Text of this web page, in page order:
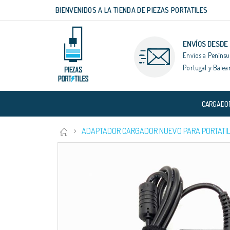
contenido
BIENVENIDOS A LA TIENDA DE PIEZAS PORTATILES
ENVÍOS
Envíos a
Portugal y
ADAPTADOR CARGADOR NUEVO PARA